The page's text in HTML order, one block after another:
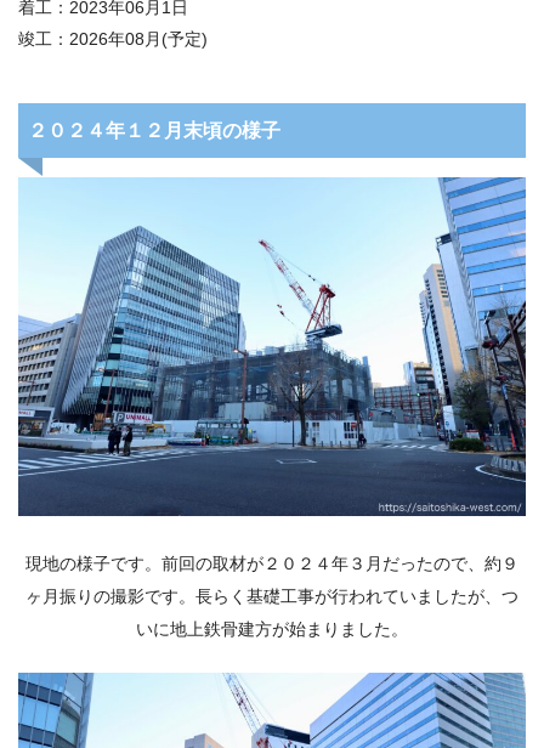
着工：2023年06月1日
竣工：2026年08月(予定)
２０２４年１２月末頃の様子
現地の様子です。前回の取材が２０２４年３月だったので、約９
ヶ月振りの撮影です。長らく基礎工事が行われていましたが、つ
いに地上鉄骨建方が始まりました。